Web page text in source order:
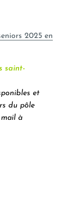
2025 en
saint-
et
du pôle
à